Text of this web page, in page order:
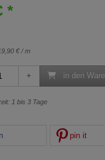
*
€ / m
in den
1 bis 3 Tage
pin it